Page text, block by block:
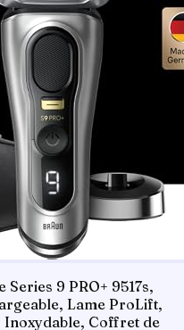
9 PRO+ 9517s,
Lame ProLift,
Inoxydable, Coffret de